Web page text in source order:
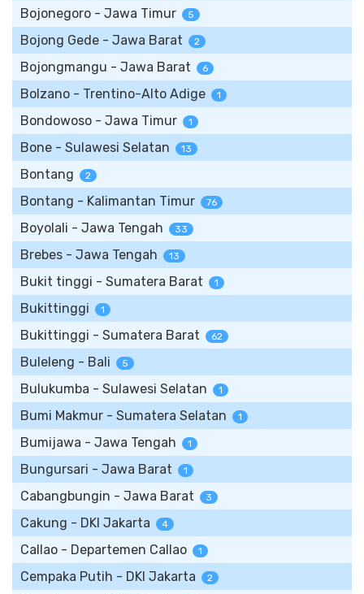
Bojonegoro - Jawa Timur 5
Bojong Gede - Jawa Barat 2
Bojongmangu - Jawa Barat 6
Bolzano - Trentino-Alto Adige 1
Bondowoso - Jawa Timur 1
Bone - Sulawesi Selatan 13
Bontang 2
Bontang - Kalimantan Timur 76
Boyolali - Jawa Tengah 33
Brebes - Jawa Tengah 13
Bukit tinggi - Sumatera Barat 1
Bukittinggi 1
Bukittinggi - Sumatera Barat 62
Buleleng - Bali 5
Bulukumba - Sulawesi Selatan 1
Bumi Makmur - Sumatera Selatan 1
Bumijawa - Jawa Tengah 1
Bungursari - Jawa Barat 1
Cabangbungin - Jawa Barat 3
Cakung - DKI Jakarta 4
Callao - Departemen Callao 1
Cempaka Putih - DKI Jakarta 2